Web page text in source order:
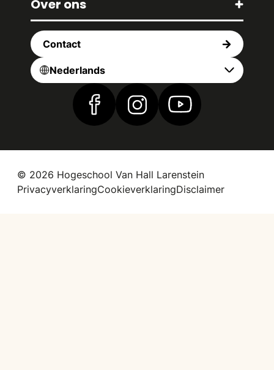
Over ons
Contact
Nederlands
Vind ons op Facebook
Vind ons op Instagram
Vind ons op
© 2026 Hogeschool Van Hall Larenstein
PrivacyverklaringCookieverklaringDisclaimer